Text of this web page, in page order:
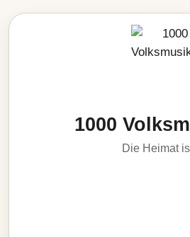
1000
Die Heimat